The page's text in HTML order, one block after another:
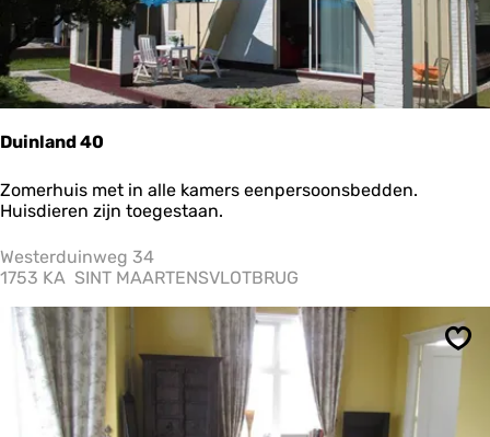
Duinland 40
D
u
n
l
Zomerhuis met in alle kamers eenpersoonsbedden.
Huisdieren zijn toegestaan.
Westerduinweg 34
1753 KA SINT MAARTENSVLOTBRUG